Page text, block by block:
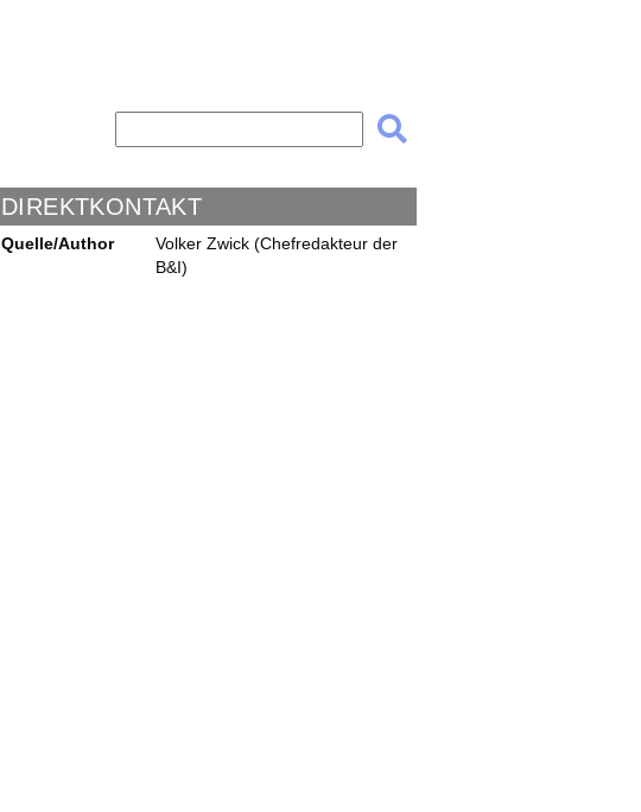
DIREKTKONTAKT
Quelle/Author
Volker Zwick (Chefredakteur der
B&I)